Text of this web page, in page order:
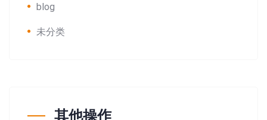
blog
未分类
其他操作